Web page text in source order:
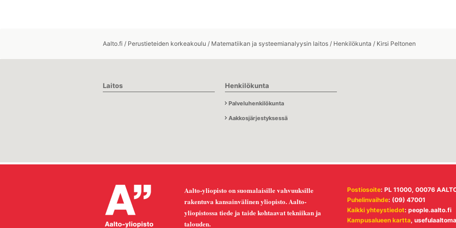
Aalto.fi / Perustieteiden korkeakoulu / Matematiikan ja systeemianalyysin laitos / Henkilökunta / Kirsi Peltonen
Laitos Henkilökunta
Palveluhenkilökunta
Aakkosjärjestyksessä
Aalto-yliopisto on suomalaisille vahvuuksille
rakentuva kansainvälinen yliopisto. Aalto-
yliopistossa tiede ja taide kohtaavat tekniikan ja
talouden.
Postiosoite: PL 11000, 00076
Puhelinvaihde: (09) 47001
Kaikki yhteystiedot: people.aalto.fi
Kampusalueen kartta,